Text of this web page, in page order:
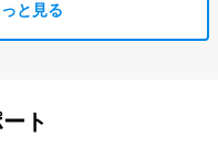
と見る
ト